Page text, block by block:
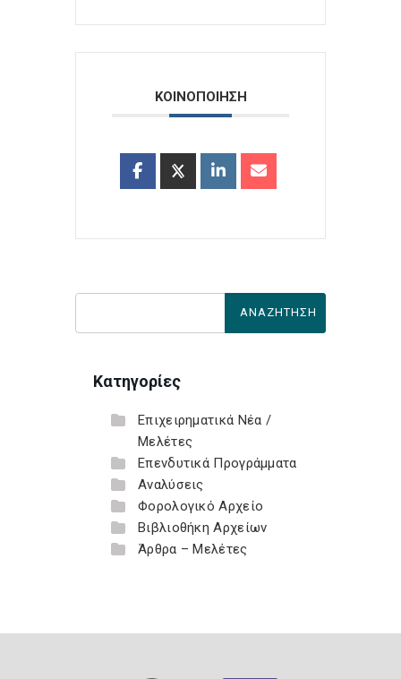
ΚΟΙΝΟΠΟΙΗΣΗ
Κατηγορίες
Επιχειρηματικά Νέα /
Μελέτες
Επενδυτικά Προγράμματα
Αναλύσεις
Φορολογικό Αρχείο
Βιβλιοθήκη Αρχείων
Άρθρα – Μελέτες